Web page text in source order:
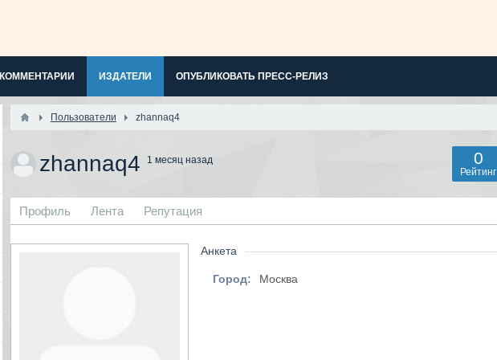
КОММЕНТАРИИ ИЗДАТЕЛИ ОПУБЛИКОВАТЬ ПРЕСС-РЕЛИЗ
Пользователи zhannaq4
zhannaq4 1 месяц назад 0
Рейтинг
Профиль Лента Репутация
Анкета
Город: Москва